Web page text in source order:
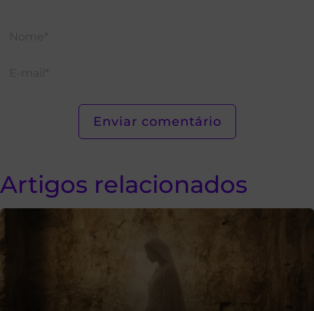
Artigos relacionados